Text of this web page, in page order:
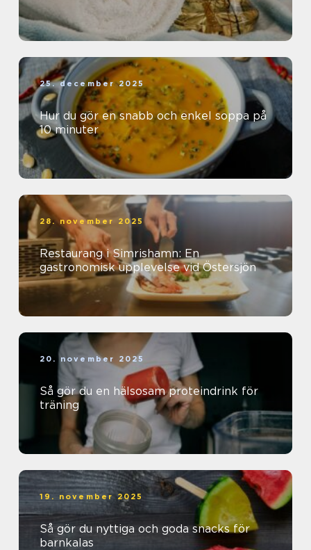
25. december 2025
Hur du gör en snabb och enkel soppa på
10 minuter
28. november 2025
Restaurang i Simrishamn: En
gastronomisk upplevelse vid Östersjön
20. november 2025
Så gör du en hälsosam proteindrink för
träning
19. november 2025
Så gör du nyttiga och goda snacks för
barnkalas